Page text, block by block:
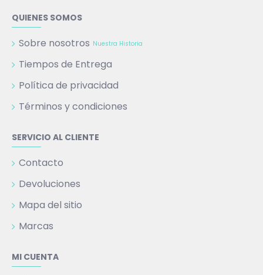
QUIENES SOMOS
Sobre nosotros Nuestra Historia
Tiempos de Entrega
Política de privacidad
Términos y condiciones
SERVICIO AL CLIENTE
Contacto
Devoluciones
Mapa del sitio
Marcas
MI CUENTA